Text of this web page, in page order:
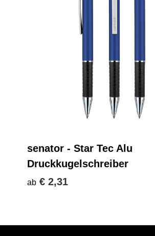
senator - Star Tec Alu
Druckkugelschreiber
ab € 2,31